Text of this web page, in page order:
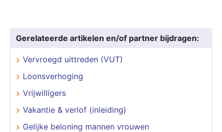
Gerelateerde artikelen en/of partner bijdragen:
Vervroegd uittreden (VUT)
Loonsverhoging
Vrijwilligers
Vakantie & verlof (inleiding)
Gelijke beloning mannen vrouwen